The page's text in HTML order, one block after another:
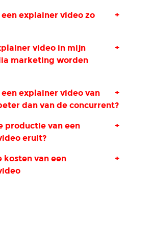
+
een explainer video zo
+
video in mijn
marketing worden
+
een explainer video van
dan van de concurrent?
+
productie van een
eruit?
+
kosten van een